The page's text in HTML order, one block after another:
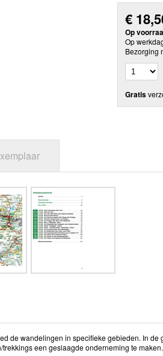
€
Op
Op
Bezorging
Gratis
de wandelingen in specifieke gebieden. In
een geslaagde onderneming te maken.